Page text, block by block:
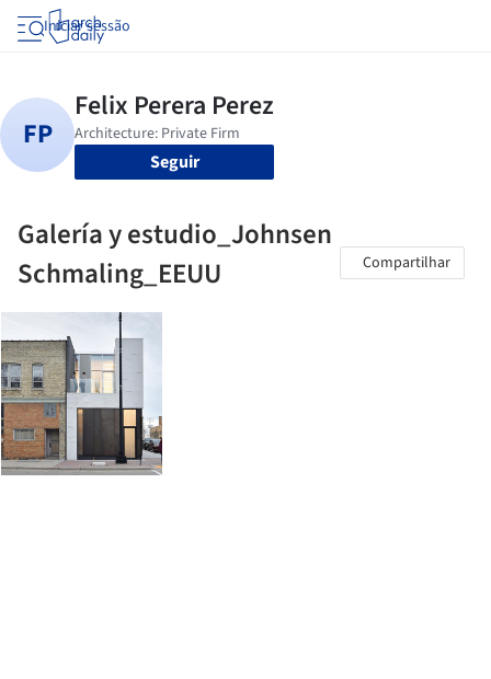
Iniciar sessão
Seguir
Galería y estudio_Johnsen
Schmaling_EEUU
Compartilhar